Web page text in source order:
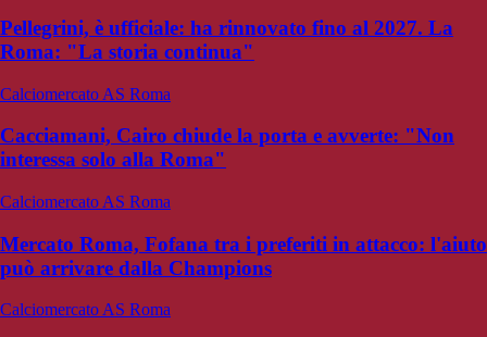
Pellegrini, è ufficiale: ha rinnovato fino al 2027. La
Roma: "La storia continua"
Calciomercato AS Roma
Cacciamani, Cairo chiude la porta e avverte: "Non
interessa solo alla Roma"
Calciomercato AS Roma
Mercato Roma, Fofana tra i preferiti in attacco: l'aiuto
può arrivare dalla Champions
Calciomercato AS Roma